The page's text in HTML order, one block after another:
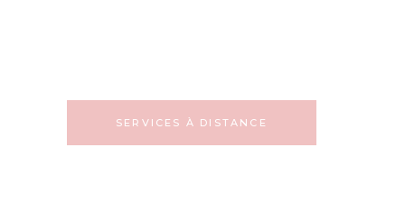
SERVICES À DISTANCE